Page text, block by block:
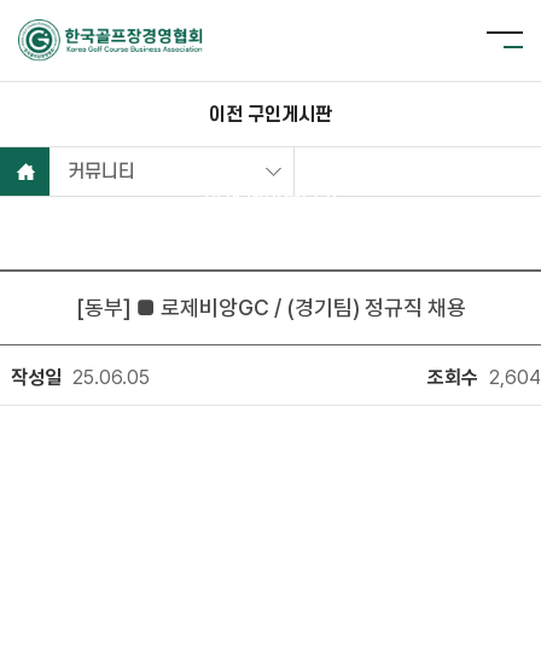
이전 구인게시판
현재 데이터보기
커뮤니티
[동부] ■ 로제비앙GC / (경기팀) 정규직 채용
작성일 25.06.05 조회수 2,604